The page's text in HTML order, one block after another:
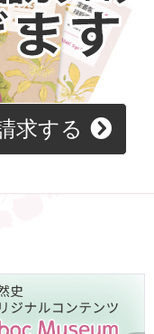
求する